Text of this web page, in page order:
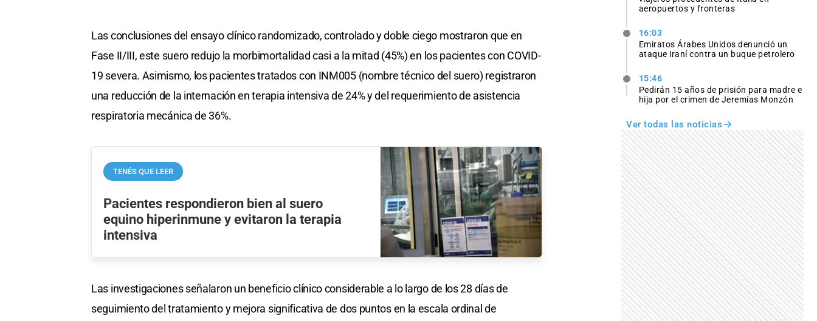
Las conclusiones del ensayo clínico randomizado, controlado y doble ciego mostraron que en
Fase II/III, este suero redujo la morbimortalidad casi a la mitad (45%) en los pacientes con COVID-
19 severa. Asimismo, los pacientes tratados con INM005 (nombre técnico del suero) registraron
una reducción de la internación en terapia intensiva de 24% y del requerimiento de asistencia
respiratoria mecánica de 36%.
TENÉS QUE LEER
Pacientes respondieron bien al suero
equino hiperinmune y evitaron la terapia
intensiva
Las investigaciones señalaron un beneficio clínico considerable a lo largo de los 28 días de
seguimiento del tratamiento y mejora significativa de dos puntos en la escala ordinal de
aeropuertos y fronteras
16:03
Emiratos Árabes Unidos denunció un
ataque iraní contra un buque petrolero
15:46
Pedirán 15 años de prisión para madre e
hija por el crimen de Jeremías Monzón
Ver todas las noticias